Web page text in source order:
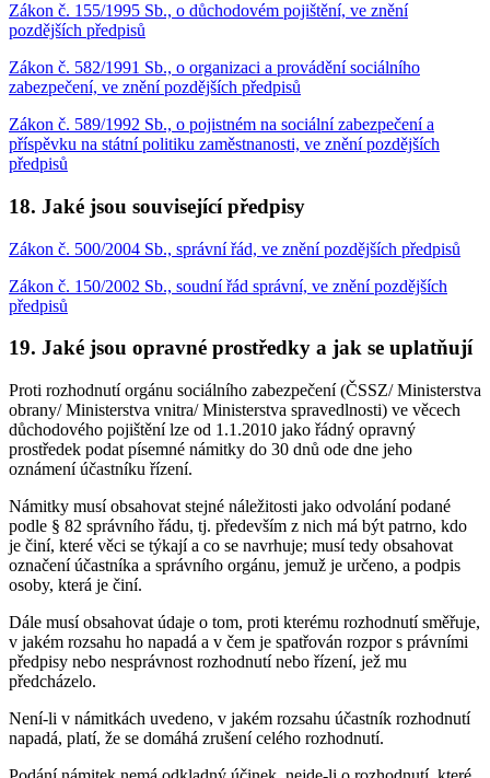
Zákon č. 155/1995 Sb., o důchodovém pojištění, ve znění
pozdějších předpisů
Zákon č. 582/1991 Sb., o organizaci a provádění sociálního
zabezpečení, ve znění pozdějších předpisů
Zákon č. 589/1992 Sb., o pojistném na sociální zabezpečení a
příspěvku na státní politiku zaměstnanosti, ve znění pozdějších
předpisů
18. Jaké jsou související předpisy
Zákon č. 500/2004 Sb., správní řád, ve znění pozdějších předpisů
Zákon č. 150/2002 Sb., soudní řád správní, ve znění pozdějších
předpisů
19. Jaké jsou opravné prostředky a jak se uplatňují
Proti rozhodnutí orgánu sociálního zabezpečení (ČSSZ/ Ministerstva
obrany/ Ministerstva vnitra/ Ministerstva spravedlnosti) ve věcech
důchodového pojištění lze od 1.1.2010 jako řádný opravný
prostředek podat písemné námitky do 30 dnů ode dne jeho
oznámení účastníku řízení.
Námitky musí obsahovat stejné náležitosti jako odvolání podané
podle § 82 správního řádu, tj. především z nich má být patrno, kdo
je činí, které věci se týkají a co se navrhuje; musí tedy obsahovat
označení účastníka a správního orgánu, jemuž je určeno, a podpis
osoby, která je činí.
Dále musí obsahovat údaje o tom, proti kterému rozhodnutí směřuje,
v jakém rozsahu ho napadá a v čem je spatřován rozpor s právními
předpisy nebo nesprávnost rozhodnutí nebo řízení, jež mu
předcházelo.
Není-li v námitkách uvedeno, v jakém rozsahu účastník rozhodnutí
napadá, platí, že se domáhá zrušení celého rozhodnutí.